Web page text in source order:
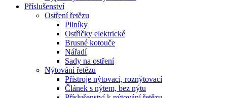
Příslušenství
Ostření řetězu
Pilníky
Ostřičky elektrické
Brusné kotouče
Nářadí
Sady na ostření
Nýtování řetězu
Přístroje nýtovací, roznýtovací
Článek s nýtem, bez nýtu